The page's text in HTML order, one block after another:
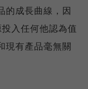
的成長曲線，因
入任何他認為值
現有產品毫無關